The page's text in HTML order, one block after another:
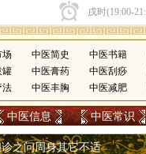
场 中医简史 中医书籍
罐 中医膏药 中医刮痧
法 中医丰胸 中医减肥
中医信息 中医常识
之问周身其它不适